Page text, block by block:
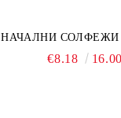
НАЧАЛНИ СОЛФЕЖИ
€8.18